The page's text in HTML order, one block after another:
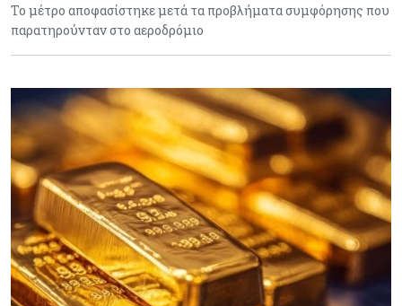
Το μέτρο αποφασίστηκε μετά τα προβλήματα συμφόρησης που
παρατηρούνταν στο αεροδρόμιο